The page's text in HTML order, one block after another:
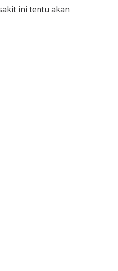
ini tentu akan